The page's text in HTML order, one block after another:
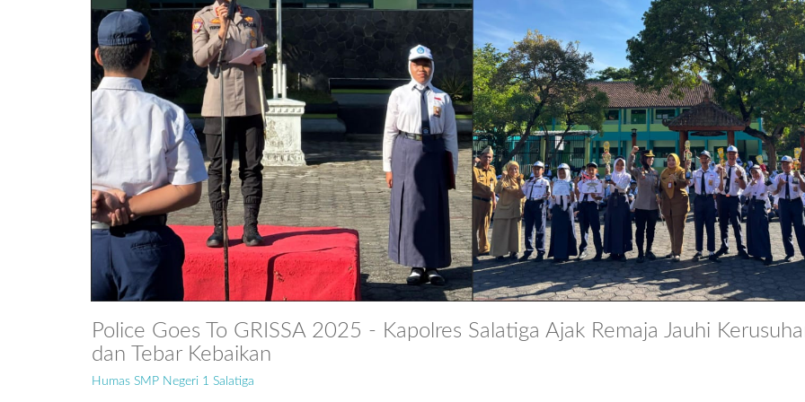
Police Goes To GRISSA 2025 - Kapolres Salatiga Ajak Remaja Jauhi
dan Tebar Kebaikan
Humas SMP Negeri 1 Salatiga